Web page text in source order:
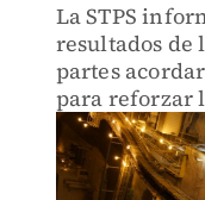
La STPS
resultados de
partes
para reforzar
las personas